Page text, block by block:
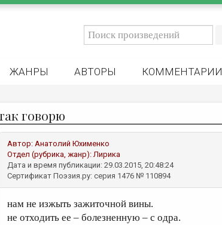
ЖАНРЫ АВТОРЫ КОММЕНТАРИИ
говорю
Автор: Анатолий Юхименко
Отдел (рубрика, жанр):Лирика
Дата и время публикации: 29.03.2015, 20:48:24
Сертификат Поэзия.ру: серия 1476 № 110894
нам не изжыть зажиточной вины.
не отходить ее – болезненную – с одра.